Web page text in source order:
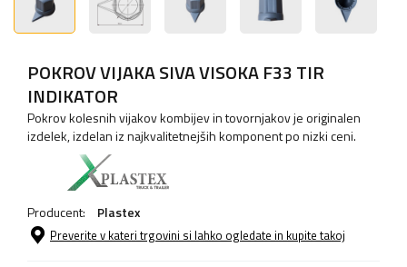
POKROV VIJAKA SIVA VISOKA F33 TIR
INDIKATOR
Pokrov kolesnih vijakov kombijev in tovornjakov je originalen
izdelek, izdelan iz najkvalitetnejših komponent po nizki ceni.
Producent: Plastex
Preverite v kateri trgovini si lahko ogledate in kupite takoj